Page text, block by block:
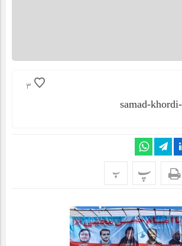
3
پ پ